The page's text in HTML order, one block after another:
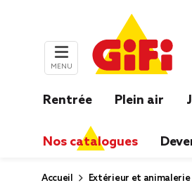
MENU
Rentrée Plein air
Nos catalogues
Accueil Extérieur et animalerie